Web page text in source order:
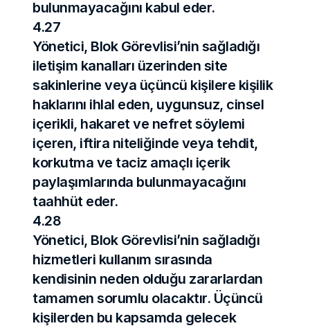
bulunmayacağını kabul eder.
4.27
Yönetici, Blok Görevlisi’nin sağladığı
iletişim kanalları üzerinden site
sakinlerine veya üçüncü kişilere kişilik
haklarını ihlal eden, uygunsuz, cinsel
içerikli, hakaret ve nefret söylemi
içeren, iftira niteliğinde veya tehdit,
korkutma ve taciz amaçlı içerik
paylaşımlarında bulunmayacağını
taahhüt eder.
4.28
Yönetici, Blok Görevlisi’nin sağladığı
hizmetleri kullanım sırasında
kendisinin neden olduğu zararlardan
tamamen sorumlu olacaktır. Üçüncü
kişilerden bu kapsamda gelecek